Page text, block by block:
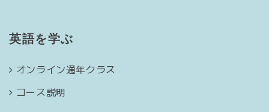
英語を学ぶ
オンライン通年クラス
コース説明